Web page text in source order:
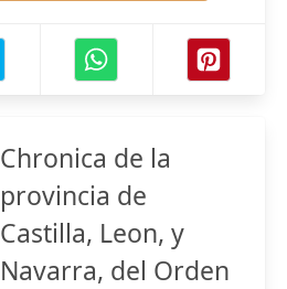
Chronica de la
provincia de
Castilla, Leon, y
Navarra, del Orden